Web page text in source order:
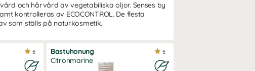
och hårvård av vegetabiliska oljor. Senses by
kontrolleras av ECOCONTROL. De flesta
som ställs på naturkosmetik.
5
Bastuhonung
Citronmarine
5